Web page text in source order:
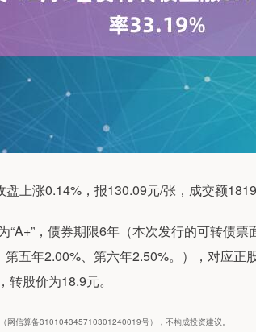
上涨0.14%，报130.09元/张，成交额
，债券期限6年（本次发行的可转债票
五年2.00%、第六年2.50%。），对应正
股价为18.9元。
网信算备310104345710301240019号），不构成投资建议。